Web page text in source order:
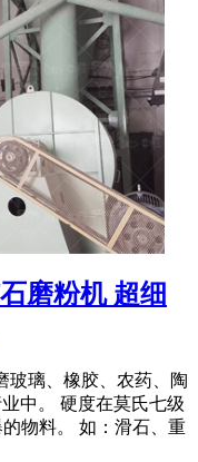
磨粉机 超细
玻璃、橡胶、农药、陶
中。 硬度在莫氏七级
物料。 如：滑石、重